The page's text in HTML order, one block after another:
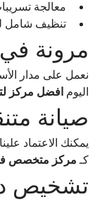
معالجة
تنظيف شامل
مرونة
نعمل على مدار
اليوم افضل مركز
صيانة
يمكنك الاعتماد
كـ مركز متخصص في
تشخيص